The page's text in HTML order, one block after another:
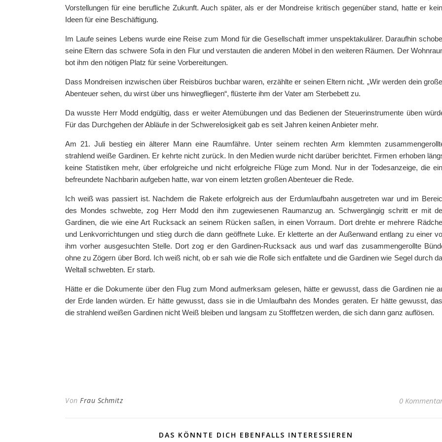
Vorstellungen für eine berufliche Zukunft. Auch später, als er der Mondreise kritisch gegenüber stand, hatte er
Ideen für eine Beschäftigung.
Im Laufe seines Lebens wurde eine Reise zum Mond für die Gesellschaft immer unspektakulärer. Daraufhin
seine Eltern das schwere Sofa in den Flur und verstauten die anderen Möbel in den weiteren Räumen. Der
bot ihm den nötigen Platz für seine Vorbereitungen.
Dass Mondreisen inzwischen über Reisbüros buchbar waren, erzählte er seinen Eltern nicht. „Wir werden dein
Abenteuer sehen, du wirst über uns hinwegfliegen“, flüsterte ihm der Vater am Sterbebett zu.
Da wusste Herr Modd endgültig, dass er weiter Atemübungen und das Bedienen der Steuerinstrumente üben
Für das Durchgehen der Abläufe in der Schwerelosigkeit gab es seit Jahren keinen Anbieter mehr.
Am 21. Juli bestieg ein älterer Mann eine Raumfähre. Unter seinem rechten Arm klemmten
strahlend weiße Gardinen. Er kehrte nicht zurück. In den Medien wurde nicht darüber berichtet. Firmen erhoben
keine Statistiken mehr, über erfolgreiche und nicht erfolgreiche Flüge zum Mond. Nur in der Todesanzeige, die
befreundete Nachbarin aufgeben hatte, war von einem letzten großen Abenteuer die Rede.
Ich weiß was passiert ist. Nachdem die Rakete erfolgreich aus der Erdumlaufbahn ausgetreten war und im
des Mondes schwebte, zog Herr Modd den ihm zugewiesenen Raumanzug an. Schwergängig schritt er mit
Gardinen, die wie eine Art Rucksack an seinem Rücken saßen, in einen Vorraum. Dort drehte er mehrere
und Lenkvorrichtungen und stieg durch die dann geöffnete Luke. Er kletterte an der Außenwand entlang zu einer
ihm vorher ausgesuchten Stelle. Dort zog er den Gardinen-Rucksack aus und warf das zusammengerollte
ohne zu Zögern über Bord. Ich weiß nicht, ob er sah wie die Rolle sich entfaltete und die Gardinen wie Segel durch
Weltall schwebten. Er starb.
Hätte er die Dokumente über den Flug zum Mond aufmerksam gelesen, hätte er gewusst, dass die Gardinen nie
der Erde landen würden. Er hätte gewusst, dass sie in die Umlaufbahn des Mondes geraten. Er hätte gewusst,
die strahlend weißen Gardinen nicht Weiß bleiben und langsam zu Stofffetzen werden, die sich dann ganz auflösen.
Von Frau Schmitz 0
DAS KÖNNTE DICH EBENFALLS INTERESSIEREN